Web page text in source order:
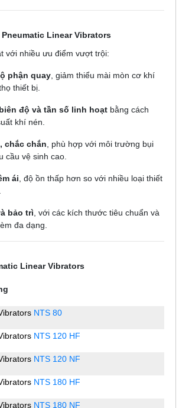
Linear Vibrators
với nhiều ưu điểm vượt trội:
phận quay , giảm thiểu mài mòn cơ khí
thiết bị.
độ và tần số linh hoạt bằng cách
khí nén.
chắc chắn , phù hợp với môi trường bụi
cầu vệ sinh cao.
ái , độ ồn thấp hơn so với nhiều loại thiết
bảo trì , với các kích thước tiêu chuẩn và
đa dạng.
Linear Vibrators
NTS 80
NTS 120 HF
NTS 120 NF
NTS 180 HF
NTS 180 NF